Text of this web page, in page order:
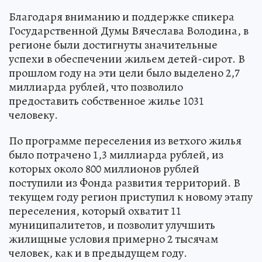
Благодаря вниманию и поддержке спикера
Государственной Думы Вячеслава Володина, в
регионе были достигнуты значительные
успехи в обеспечении жильем детей-сирот. В
прошлом году на эти цели было выделено 2,7
миллиарда рублей, что позволило
предоставить собственное жилье 1031
человеку.
По программе переселения из ветхого жилья
было потрачено 1,3 миллиарда рублей, из
которых около 800 миллионов рублей
поступили из Фонда развития территорий. В
текущем году регион приступил к новому этапу
переселения, который охватит 11
муниципалитетов, и позволит улучшить
жилищные условия примерно 2 тысячам
человек, как и в предыдущем году.